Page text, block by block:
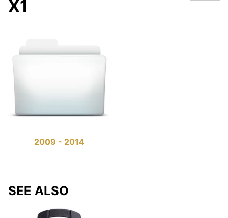
X1
2009 - 2014
SEE ALSO